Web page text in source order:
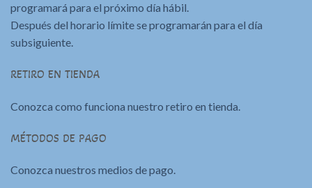
programará para el próximo día hábil.
Después del horario límite se programarán para el día
subsiguiente.
RETIRO EN TIENDA
Conozca como funciona nuestro retiro en tienda.
MÉTODOS DE PAGO
Conozca nuestros medios de pago.